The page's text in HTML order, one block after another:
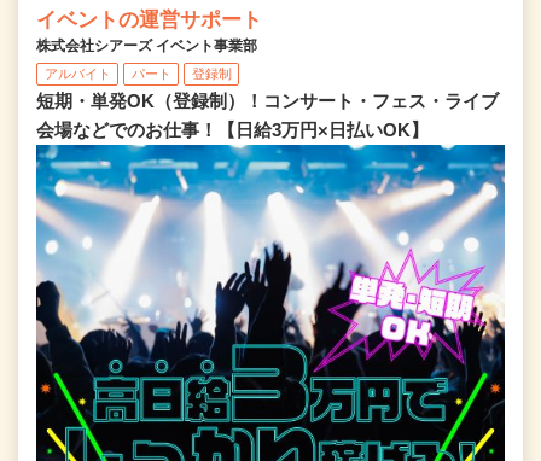
イベントの運営サポート
株式会社シアーズ イベント事業部
アルバイト パート 登録制
短期・単発OK（登録制）！コンサート・フェス・ライブ
会場などでのお仕事！【日給3万円×日払いOK】